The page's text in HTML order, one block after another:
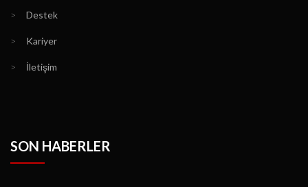
> Destek
> Kariyer
> İletişim
SON HABERLER